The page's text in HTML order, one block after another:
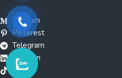
Medium
Pinterest
Telegram
Linkedin
Tiktok